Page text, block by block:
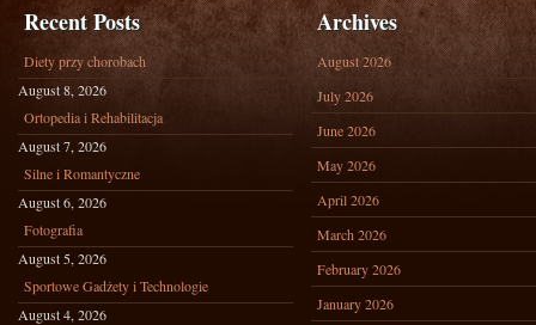
Recent Posts
Diety przy chorobach
August 8, 2026
Ortopedia i Rehabilitacja
August 7, 2026
Silne i Romantyczne
August 6, 2026
Fotografia
August 5, 2026
Sportowe Gadżety i Technologie
August 4, 2026
Archives
August 2026
July 2026
June 2026
May 2026
April 2026
March 2026
February 2026
January 2026